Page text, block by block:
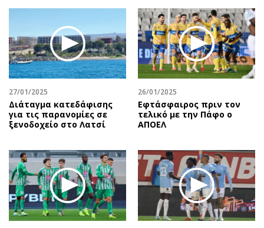
Οικονομία
Real Estate
Επιχειρήσεις
Αγορές
Money Review
AstroBank Properties
Ενέργεια
Ναυτιλία
Περιβάλλον
Ελλάδα
Κόσμος
Αφιερώματα
Πολιτική
Οικονομία
Γενικά
Αναδρομές
Πρόσωπα
Περιβάλλον
Γυναίκα
Showbiz
Ταξίδια
Συνταγές
Έξοδος
27/01/2025
Διάταγμα κατεδάφισης
για τις παρανομίες σε
ξενοδοχείο στο Λατσί
26/01/2025
Εφτάσφαιρος πριν τον
τελικό με την Πάφο ο
ΑΠΟΕΛ